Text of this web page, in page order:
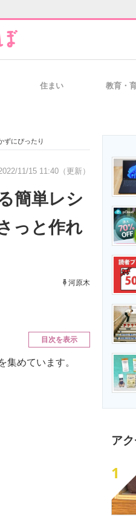
経営リーダーのコミュニ
例 製造業のIT導入・活用
エネルギーの専門メデ
住まい 教育・
ずにぴったり
11/15 11:40（更新）
簡単レシ
っと作れ
河原木
目次を表示
めています。
ア
1